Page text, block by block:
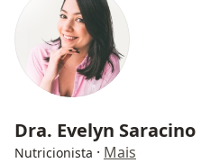
Dra. Evelyn Saracino
Nutricionista · Mais